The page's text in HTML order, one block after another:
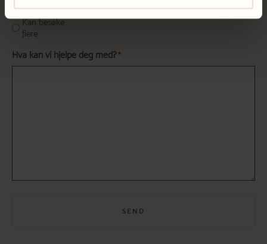
Karl Johan Sandvika
Majorstuen
Kan besøke
flere
Hva kan vi hjelpe deg med? *